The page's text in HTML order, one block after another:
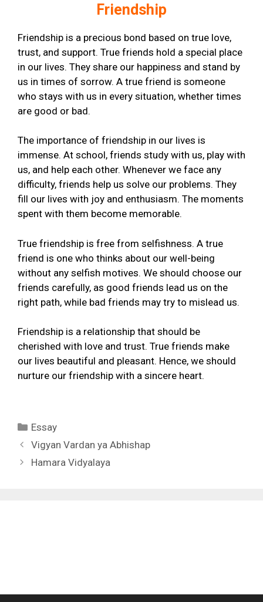
Friendship
Friendship is a precious bond based on true love,
trust, and support. True friends hold a special place
in our lives. They share our happiness and stand by
us in times of sorrow. A true friend is someone
who stays with us in every situation, whether times
are good or bad.
The importance of friendship in our lives is
immense. At school, friends study with us, play with
us, and help each other. Whenever we face any
difficulty, friends help us solve our problems. They
fill our lives with joy and enthusiasm. The moments
spent with them become memorable.
True friendship is free from selfishness. A true
friend is one who thinks about our well-being
without any selfish motives. We should choose our
friends carefully, as good friends lead us on the
right path, while bad friends may try to mislead us.
Friendship is a relationship that should be
cherished with love and trust. True friends make
our lives beautiful and pleasant. Hence, we should
nurture our friendship with a sincere heart.
Categories
Essay
Vigyan Vardan ya Abhishap
Hamara Vidyalaya